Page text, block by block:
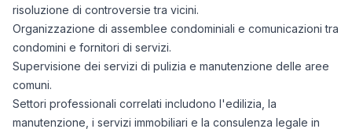
risoluzione di controversie tra vicini.
Organizzazione di assemblee condominiali e comunicazioni tra
condomini e fornitori di servizi.
Supervisione dei servizi di pulizia e manutenzione delle aree
comuni.
Settori professionali correlati includono l'edilizia, la
manutenzione, i servizi immobiliari e la consulenza legale in